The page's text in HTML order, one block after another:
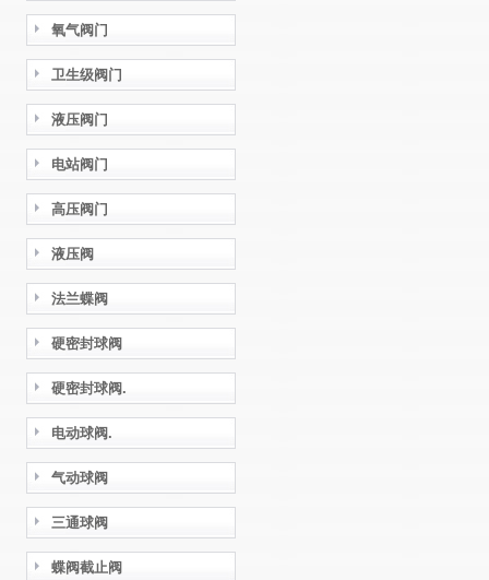
氧气阀门
卫生级阀门
液压阀门
电站阀门
高压阀门
液压阀
法兰蝶阀
硬密封球阀
硬密封球阀.
电动球阀.
气动球阀
三通球阀
蝶阀截止阀